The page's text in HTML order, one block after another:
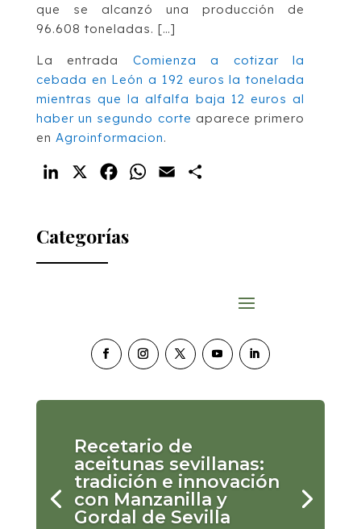
que se alcanzó una producción de
96.608 toneladas. […]
La entrada Comienza a cotizar la
cebada en León a 192 euros la tonelada
mientras que la alfalfa baja 12 euros al
haber un segundo corte aparece primero
en Agroinformacion.
LinkedIn FacebookWhatsApp
Email
Categorías
Recetario de
aceitunas sevillanas:
tradición e innovación
con Manzanilla y
Gordal de Sevilla